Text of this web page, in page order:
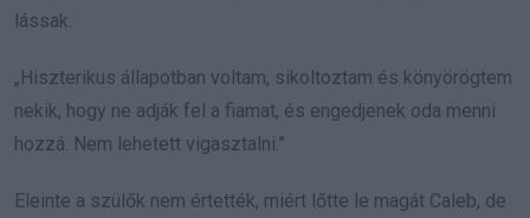
lássak.
„Hiszterikus állapotban voltam, sikoltoztam és könyörögtem
nekik, hogy ne adják fel a fiamat, és engedjenek oda menni
hozzá. Nem lehetett vigasztalni.”
Eleinte a szülők nem értették, miért lőtte le magát Caleb, de